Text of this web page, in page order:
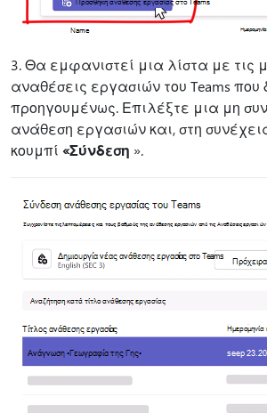
3. Θα εμφανιστεί μια λίστα με τις
αναθέσεις εργασιών του Teams που
προηγουμένως. Επιλέξτε μια μη
ανάθεση εργασιών και, στη
κουμπί «Σύνδεση ».